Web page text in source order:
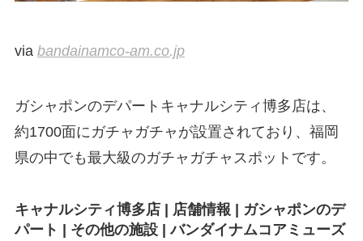
via bandainamco-am.co.jp
ガシャポンのデパートキャナルシティ博多店は、
約1700面にガチャガチャが設置されており、福岡
県の中でも最大級のガチャガチャスポットです。
キャナルシティ博多店 | 店舗情報 | ガシャポンのデ
パート | その他の施設 | バンダイナムコアミューズ